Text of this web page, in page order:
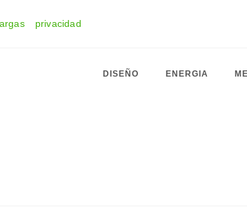
privacidad
DISEÑO ENERGIA